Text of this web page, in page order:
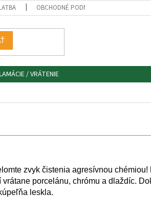
OBCHODNÉ PODMIENKY
/ VRÁTENIE
zvyk čistenia agresívnou chémiou!
porcelánu, chrómu a dlaždíc.
leskla.